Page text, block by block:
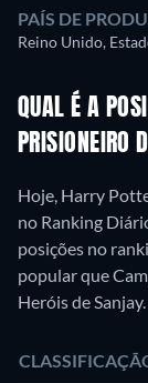
PAÍS DE
Reino Unido,
QUAL É A
PRISIONEIRO
Hoje, Harry
no Ranking
posições no
popular que
Heróis de Sanjay.